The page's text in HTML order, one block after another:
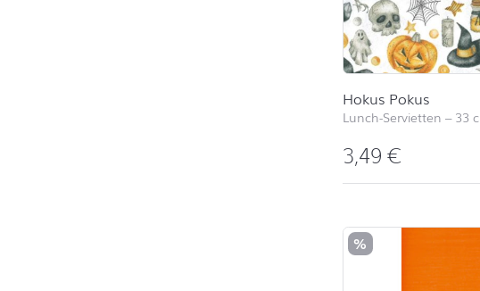
Hokus Pokus
Lunch-Servietten –33
3,49€
%